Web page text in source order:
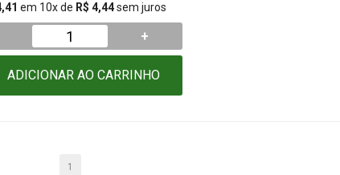
em 10x de R$ 4,44sem juros
+
ADICIONAR AO CARRINHO
1